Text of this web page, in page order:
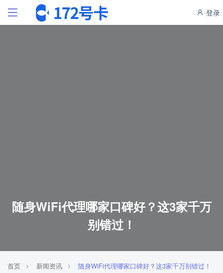
登录
随身WiFi代理哪家口碑好？这3家千万
别错过！
首页 新闻资讯 随身WiFi代理哪家口碑好？这3家千万别错过！